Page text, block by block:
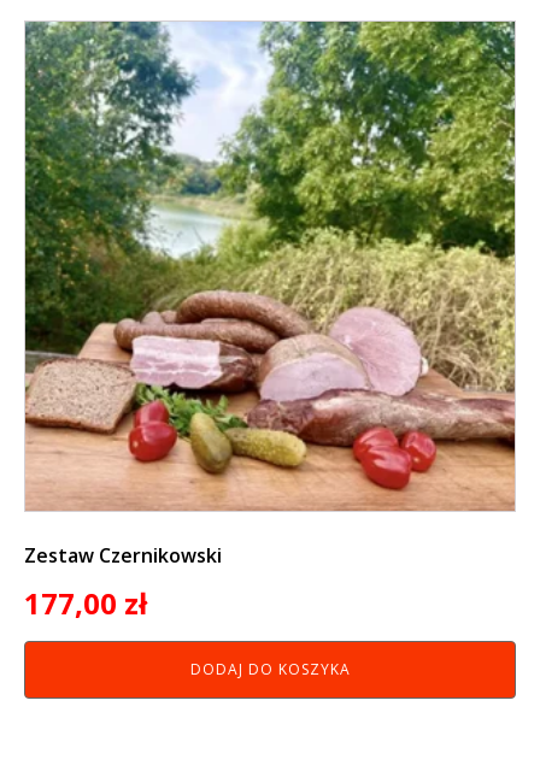
Zestaw Czernikowski
177,00 zł
DODAJ DO KOSZYKA